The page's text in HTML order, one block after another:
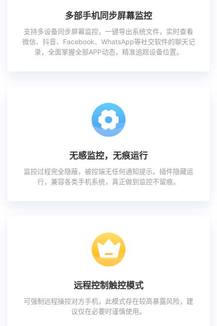
多部手机同步屏幕监控
支持多设备同步屏幕监控，一键导出系统文件，实时查看
微信、抖音、Facebook、WhatsApp等社交软件的聊天记
录，全面掌握全部APP动态，精准追踪设备位置。
无感监控，无痕运行
监控过程完全隐蔽，被控端无任何通知提示。插件隐藏运
行，兼容各类手机系统，真正做到监控不留痕。
远程控制触控模式
可强制远程操控对方手机，此模式存在较高暴露风险，建
议仅在必要时谨慎使用。